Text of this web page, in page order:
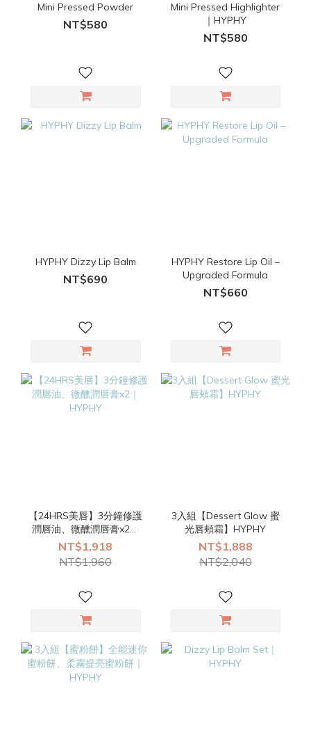
Mini Pressed Powder
NT$580
Mini Pressed Highlighter
｜HYPHY
NT$580
HYPHY Dizzy Lip Balm
NT$690
HYPHY Restore Lip Oil –
Upgraded Formula
NT$660
【24HRS美唇】3分鐘修護
潤唇油、微醺潤唇膏x2｜
HYPHY
NT$1,918
NT$1,960
3入組【Dessert Glow 蜜
光唇頰霜】HYPHY
NT$1,888
NT$2,040